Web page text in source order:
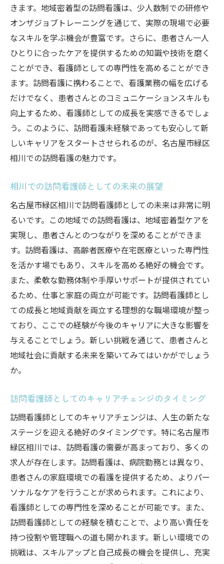
訪問看護の現場で求められるスキル
自己成長を促す訪問看護の環境
患者を支える訪問看護の使命
名古屋市緑区での訪問看護に参加する意義
地域密着型訪問看護でキャリアを次のレベルに
地域密着型の訪問看護の魅力
キャリアアップを目指す訪問看護師の道
地域社会に貢献する訪問看護の役割
訪問看護で得られるスキルと経験
地域密着型の訪問看護での成功事例
名古屋市緑区での訪問看護の活躍の場
を踏み出そう
名古屋市の環境と訪問看護の関係
訪問看護を始める絶好のタイミング
名古屋市での訪問看護の実践例
自然を感じながら働ける訪問看護の魅力
名古屋市での訪問看護師のライフスタイル
訪問看護の新しいスタートを切る方法
きます。地域密着型の訪問看護は、少人数制での研修や
オンザジョブトレーニングを通じて、実際の現場で必要
なスキルを学ぶ機会が豊富です。さらに、患者さん一人
ひとりに合ったケアを提供するための知識や技術を磨く
ことができ、看護師としての専門性を高めることができ
ます。訪問看護に携わることで、看護業務の幅を広げる
だけでなく、患者さんとのコミュニケーションスキルも
向上するため、看護師としての成長を実感できるでしょ
う。このように、訪問看護未経験であっても安心して新
しいキャリアをスタートさせられるのが、名古屋市緑区
相川での訪問看護の魅力です。
相川での訪問看護師としての未来の展望
名古屋市緑区相川で訪問看護師としての未来は非常に明
るいです。この地域での訪問看護は、地域密着型ケアを
実現し、患者さんとのつながりを深めることができま
す。訪問看護は、高齢者医療や在宅医療といった専門性
を活かす場でもあり、スキルを高める絶好の機会です。
また、柔軟な勤務体制や手厚いサポートが提供されてい
るため、仕事と家庭の両立が可能です。訪問看護師とし
ての成長と地域貢献を両立する理想的な職場環境が整っ
ており、ここでの経験が今後のキャリアに大きな影響を
与えることでしょう。新しい挑戦を通じて、患者さんと
地域社会に貢献する未来を築いてみてはいかがでしょう
か。
訪問看護師としてのキャリアチェンジのタイミング
訪問看護師としてのキャリアチェンジは、人生の新たな
ステージを迎える絶好のタイミングです。特に名古屋市
緑区相川では、訪問看護の需要が高まっており、多くの
求人が存在します。訪問看護は、病院勤務とは異なり、
患者さんの家庭環境での看護を提供するため、よりパー
ソナルなケアを行うことが求められます。これにより、
看護師としての専門性を深めることが可能です。また、
訪問看護師としての経験を積むことで、より高い責任を
持つ役割や管理職への道も開かれます。新しい環境での
挑戦は、スキルアップと自己成長の機会を提供し、充実